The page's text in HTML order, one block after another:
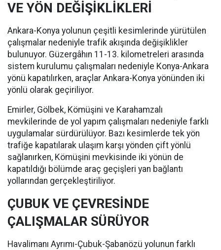
VE YÖN DEĞİŞİKLİKLERİ
Ankara-Konya yolunun çeşitli kesimlerinde yürütülen
çalışmalar nedeniyle trafik akışında değişiklikler
bulunuyor. Güzergâhın 11-13. kilometreleri arasında
sistem kurulumu çalışmaları nedeniyle Konya-Ankara
yönü kapatılırken, araçlar Ankara-Konya yönünden iki
yönlü olarak geçiriliyor.
Emirler, Gölbek, Kömüşini ve Karahamzalı
mevkilerinde de yol yapım çalışmaları nedeniyle farklı
uygulamalar sürdürülüyor. Bazı kesimlerde tek yön
trafiğe kapatılarak ulaşım karşı yönden çift yönlü
sağlanırken, Kömüşini mevkisinde iki yönün de
kapatıldığı bölümde araç geçişleri yan bağlantı
yollarından gerçekleştiriliyor.
ÇUBUK VE ÇEVRESİNDE
ÇALIŞMALAR SÜRÜYOR
Havalimanı Ayrımı-Çubuk-Şabanözü yolunun farklı